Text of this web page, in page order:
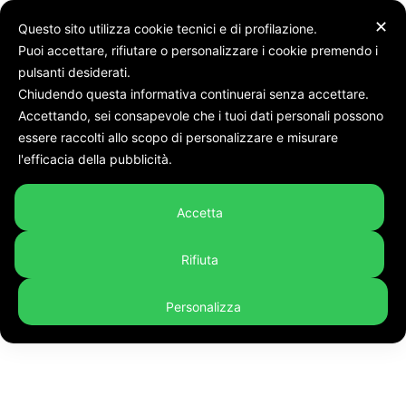
Giovane mamma di 32 anni
Tag:giovane mamma di 32
anni
✕
Questo sito utilizza cookie tecnici e di profilazione.
Puoi accettare, rifiutare o personalizzare i cookie premendo i
pulsanti desiderati.
Chiudendo questa informativa continuerai senza accettare.
Accettando, sei consapevole che i tuoi dati personali possono
essere raccolti allo scopo di personalizzare e misurare
l'efficacia della pubblicità.
Accetta
Rifiuta
Personalizza